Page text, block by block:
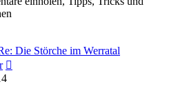
Die Störche im Werratal